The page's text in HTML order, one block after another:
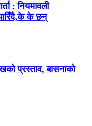
: नियमावली
के छन्
प्रस्ताव, बासनाको